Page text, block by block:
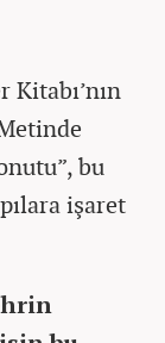
Kitabı’nın
bu
işaret